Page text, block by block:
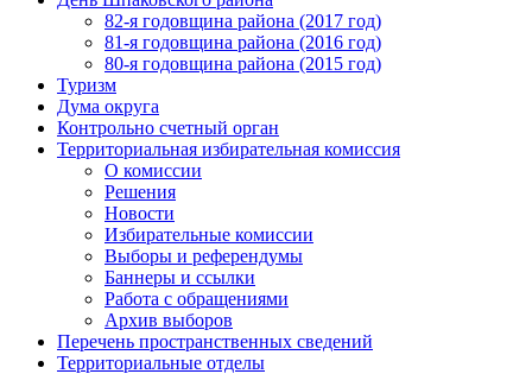
82-я годовщина района (2017 год)
81-я годовщина района (2016 год)
80-я годовщина района (2015 год)
Туризм
Дума округа
Контрольно счетный орган
Территориальная избирательная комиссия
О комиссии
Решения
Новости
Избирательные комиссии
Выборы и референдумы
Баннеры и ссылки
Работа с обращениями
Архив выборов
Перечень пространственных сведений
Территориальные отделы